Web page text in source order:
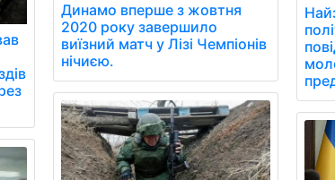
Динамо вперше з жовтня
2020 року завершило
виїзний матч у Лізі Чемпіонів
нічиєю.